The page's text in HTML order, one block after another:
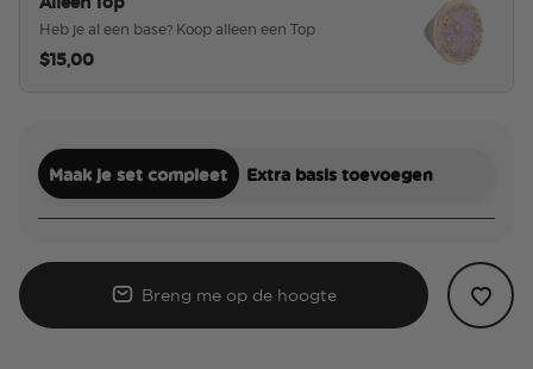
Alleen Top
Heb je al een base? Koop alleen een Top
$15,00
Maak je set compleet Extra basis toevoegen
Breng me op de hoogte